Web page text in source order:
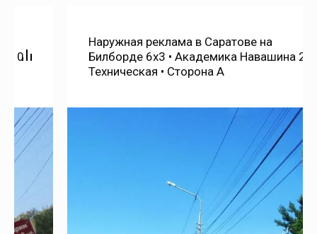
Загородный
Звонарёвка
Знаменский
Наружная реклама в Саратове на
Билборде 6х3 • Академика Навашина 26 -
Техническая • Сторона А